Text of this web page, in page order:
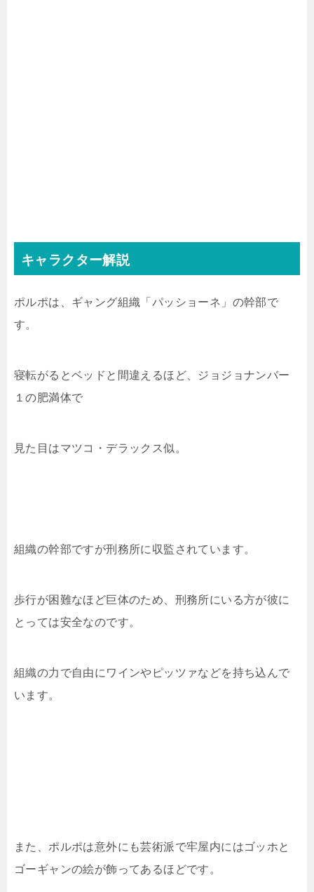
キャラクター解説
ポルポは、ギャング組織「パッショーネ」の幹部で
す。
寝転がるとベッドと間違えるほど、ジョジョナンバー
１の肥満体で
見た目はマツコ・デラックス似。
組織の幹部ですが刑務所に収監されています。
歩行が困難なほど巨体のため、刑務所にいる方が彼に
とっては安全なのです。
組織の力で自由にワインやピッツァなどを持ち込んで
います。
また、ポルポは意外にも芸術派で牢屋内にはゴッホと
ゴーギャンの絵が飾ってあるほどです。